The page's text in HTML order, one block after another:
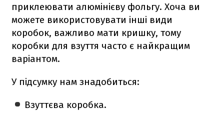
приклеювати алюмінієву фольгу. Хоча ви
можете використовувати інші види
коробок, важливо мати кришку, тому
коробки для взуття часто є найкращим
варіантом.
У підсумку нам знадобиться:
Взуттєва коробка.